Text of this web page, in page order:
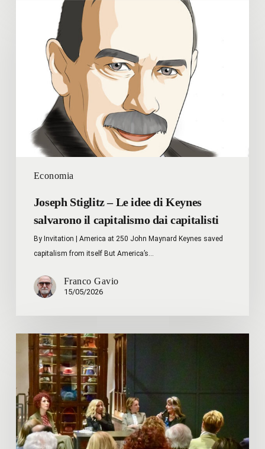
Economia
salvarono
capitalismo
Joseph Stiglitz – Le idee di Keynes
salvarono il capitalismo dai capitalisti
By Invitation | America at 250 John Maynard Keynes saved
capitalism from itself But America’s…
Franco Gavio
15/05/2026
L’iniziativa
dedicata
al
talento
e